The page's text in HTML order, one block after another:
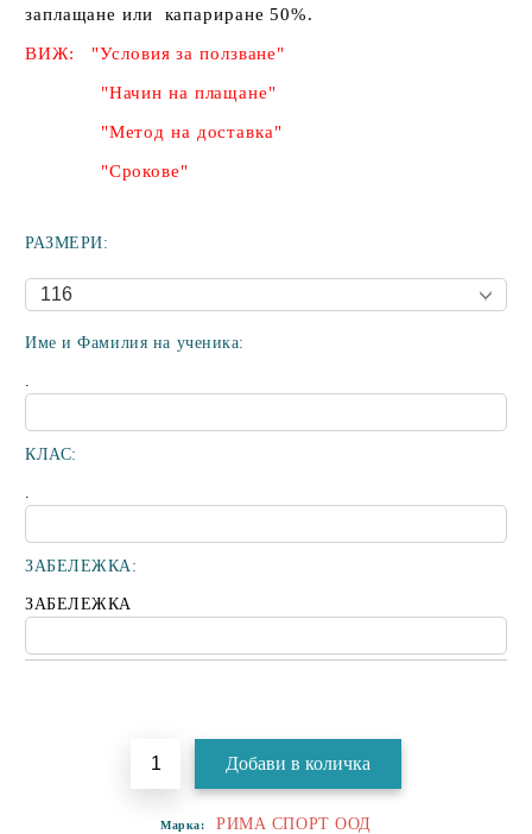
заплащане или капариране 50%.
ВИЖ: "Условия за ползване"
"Начин на плащане"
"Метод на доставка"
"Срокове"
РАЗМЕРИ:
Име и Фамилия на ученика:
.
КЛАС:
.
ЗАБЕЛЕЖКА:
ЗАБЕЛЕЖКА
Марка: РИМА СПОРТ ООД